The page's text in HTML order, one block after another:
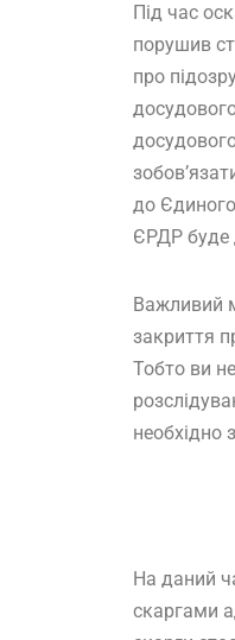
Під час
порушив
про
до
ЄРДР буде
Важливий
закриття
Тобто ви
необхідно
На даний
скаргами